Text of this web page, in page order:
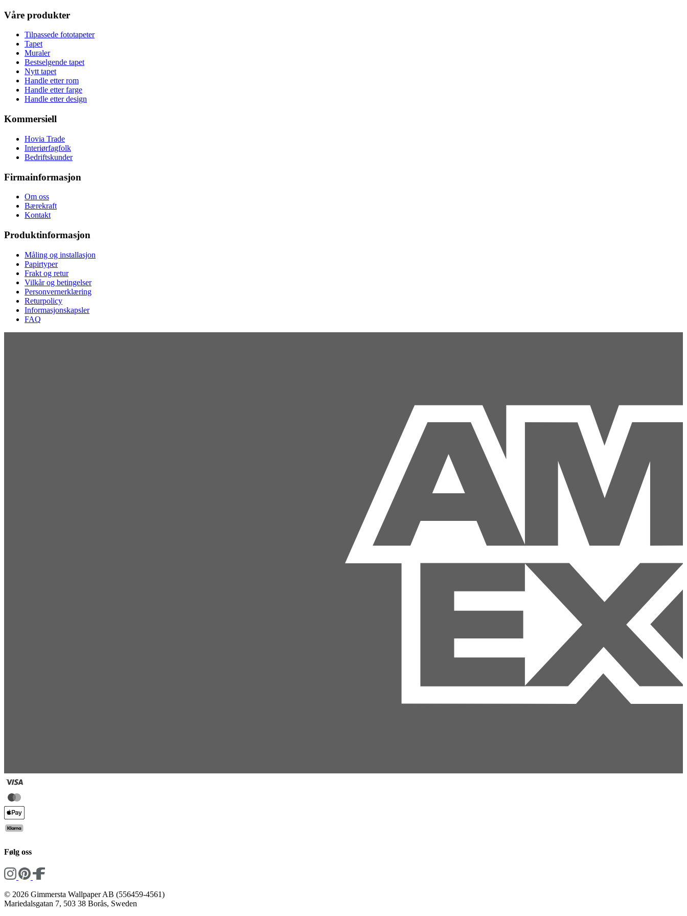
Våre produkter
Tilpassede fototapeter
Tapet
Muraler
Bestselgende tapet
Nytt tapet
Handle etter rom
Handle etter farge
Handle etter design
Kommersiell
Hovia Trade
Interiørfagfolk
Bedriftskunder
Firmainformasjon
Om oss
Bærekraft
Kontakt
Produktinformasjon
Måling og installasjon
Papirtyper
Frakt og retur
Vilkår og betingelser
Personvernerklæring
Returpolicy
Informasjonskapsler
FAQ
Følg oss
© 2026 Gimmersta Wallpaper AB (556459-4561)
Mariedalsgatan 7, 503 38 Borås, Sweden